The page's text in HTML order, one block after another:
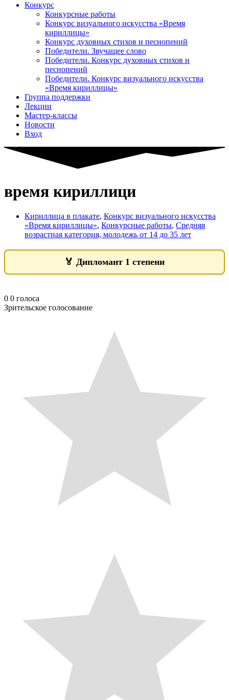
Конкурс
Конкурсные работы
Конкурс визуального искусства «Время
кириллицы»
Конкурс духовных стихов и песнопений
Победители. Звучащее слово
Победители. Конкурс духовных стихов и
песнопений
Победители. Конкурс визуального искусства
«Время кириллицы»
Группа поддержки
Лекции
Мастер-классы
Новости
Вход
время кириллици
Кириллица в плакате, Конкурс визуального искусства
«Время кириллицы», Конкурсные работы, Средняя
возрастная категория, молодежь от 14 до 35 лет
🏅 Дипломант 1 степени
0 0 голоса
Зрительское голосование